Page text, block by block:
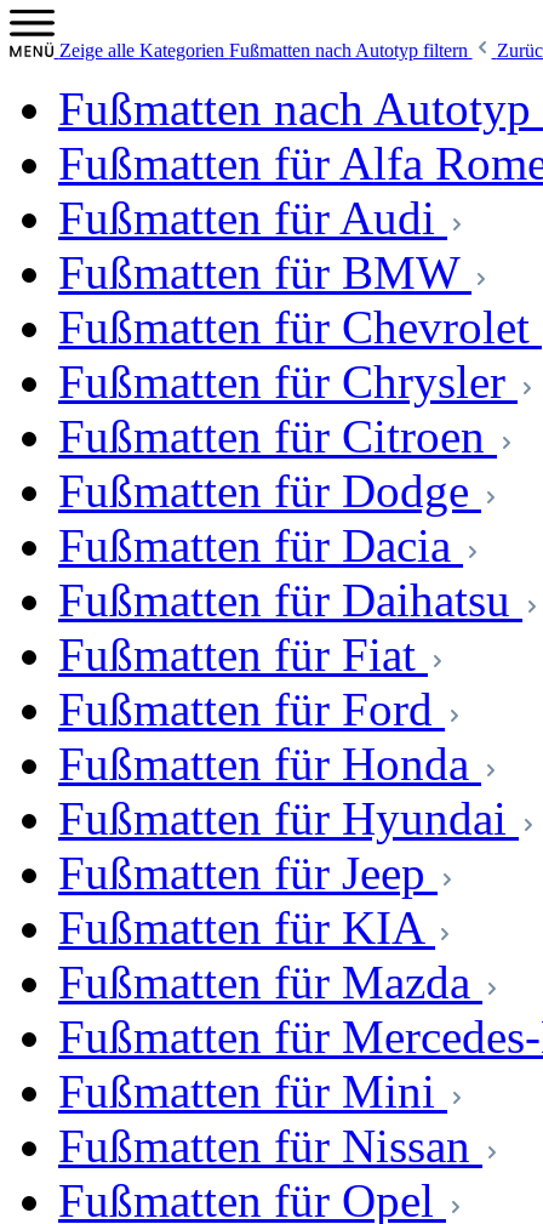
Zeige alle Kategorien Fußmatten nach Autotyp filtern
Fußmatten nach
Fußmatten für Alfa
Fußmatten für Audi
Fußmatten für BMW
Fußmatten für Chevrolet
Fußmatten für Chrysler
Fußmatten für Citroen
Fußmatten für Dodge
Fußmatten für Dacia
Fußmatten für Daihatsu
Fußmatten für Fiat
Fußmatten für Ford
Fußmatten für Honda
Fußmatten für Hyundai
Fußmatten für Jeep
Fußmatten für KIA
Fußmatten für Mazda
Fußmatten für
Fußmatten für Mini
Fußmatten für Nissan
Fußmatten für Opel